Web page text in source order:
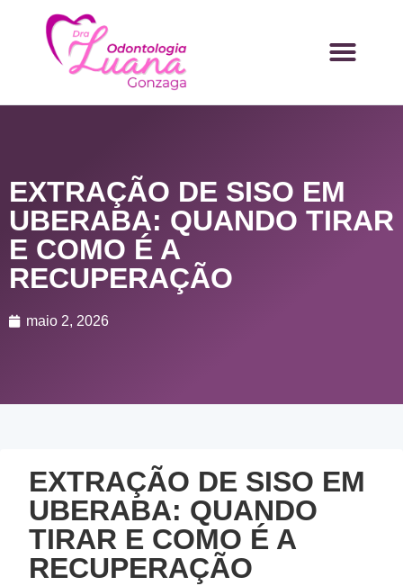
EXTRAÇÃO DE SISO EM
UBERABA: QUANDO TIRAR
E COMO É A
RECUPERAÇÃO
maio 2, 2026
EXTRAÇÃO DE SISO EM
UBERABA: QUANDO
TIRAR E COMO É A
RECUPERAÇÃO